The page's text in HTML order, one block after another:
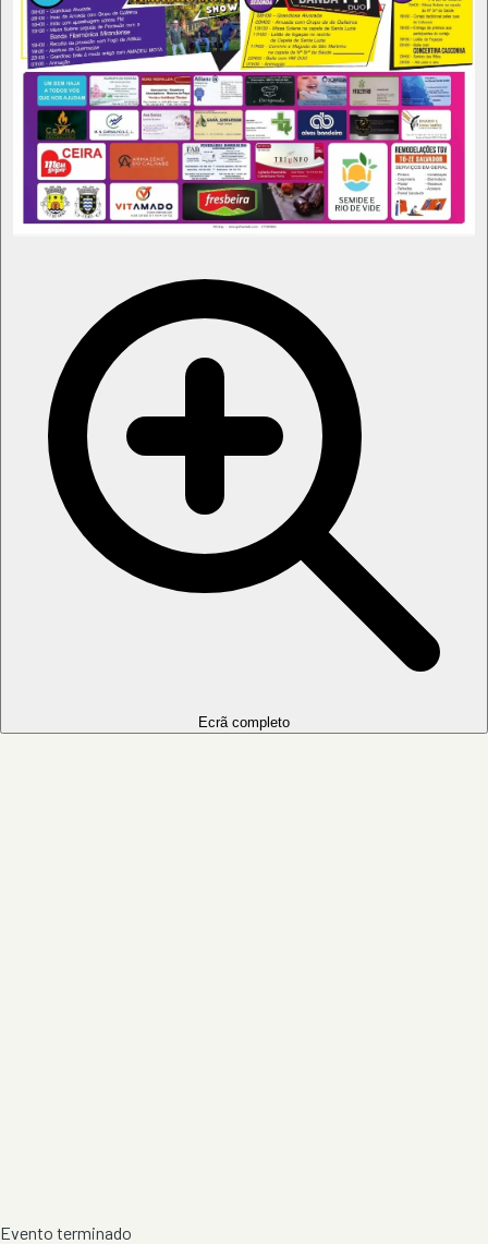
Ecrã completo
Evento terminado